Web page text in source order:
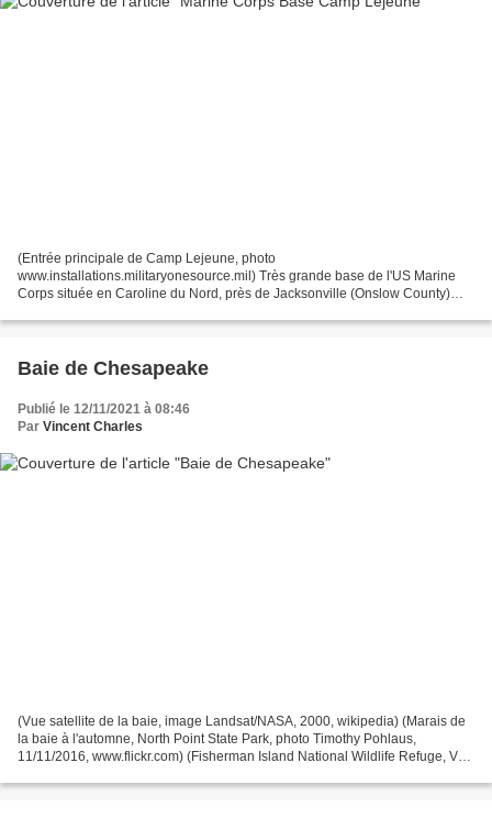
(Entrée principale de Camp Lejeune, photo
www.installations.militaryonesource.mil) Très grande base de l'US Marine
Corps située en Caroline du Nord, près de Jacksonville (Onslow County)
Baie de Chesapeake
Publié le 12/11/2021 à 08:46
Par Vincent Charles
(Vue satellite de la baie, image Landsat/NASA, 2000, wikipedia) (Marais de
la baie à l'automne, North Point State Park, photo Timothy Pohlaus,
11/11/2016, www.flickr.com) (Fisherman Island National Wildlife Refuge, VA,